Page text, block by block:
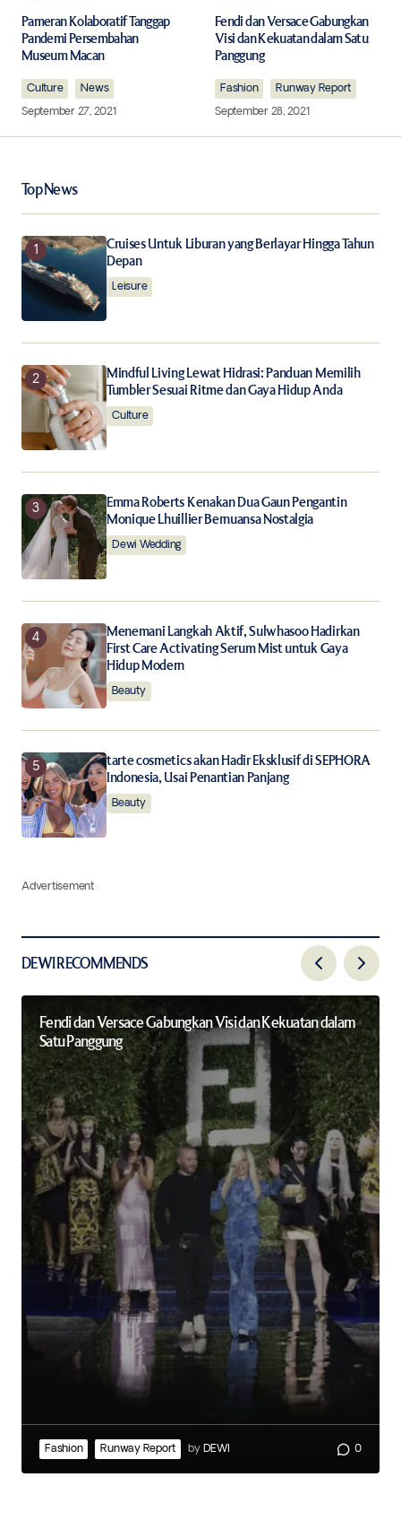
Required fields are marked*
Your Name
Your E-mail*
Save my name, email, and website in this browser for
the next time I comment.
Notify me of new posts by email.
Submit Comment
Pameran Kolaboratif Tanggap
Pandemi Persembahan
Museum Macan
Culture
News
September 27, 2021
Fendi dan Versace Gabungkan
Visi dan Kekuatan dalam Satu
Panggung
Fashion
Runway Report
September 28, 2021
Top News
Cruises Untuk Liburan yang Berlayar Hingga Tahun
Depan
Leisure
Mindful Living Lewat Hidrasi: Panduan Memilih
Tumbler Sesuai Ritme dan Gaya Hidup Anda
Culture
Emma Roberts Kenakan Dua Gaun Pengantin
Monique Lhuillier Bernuansa Nostalgia
Dewi Wedding
Menemani Langkah Aktif, Sulwhasoo Hadirkan
First Care Activating Serum Mist untuk Gaya
Hidup Modern
Beauty
tarte cosmetics akan Hadir Eksklusif di SEPHORA
Indonesia, Usai Penantian Panjang
Beauty
Advertisement
DEWI RECOMMENDS
Fendi dan Versace Gabungkan Visi dan Kekuatan dalam
Satu Panggung
Fashion Runway Report by DEWI 0